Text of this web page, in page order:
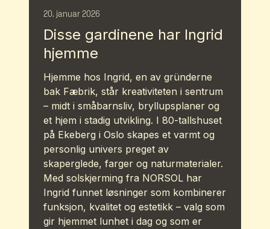
20. januar 2026
Disse gardinene har Ingrid
hjemme
Hjemme hos Ingrid, en av gründerne
bak Fæbrik, står kreativiteten i sentrum
– midt i småbarnsliv, bryllupsplaner og
et hjem i stadig utvikling. I 80-tallshuset
på Ekeberg i Oslo skapes et varmt og
personlig univers preget av
skaperglede, farger og naturmaterialer.
Med solskjerming fra NORSOL har
Ingrid funnet løsninger som kombinerer
funksjon, kvalitet og estetikk – valg som
gir hjemmet lunhet i dag og som er